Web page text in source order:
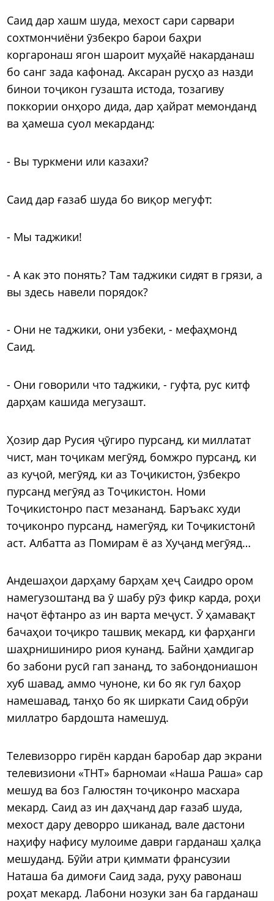
Саид дар хашм шуда, мехост сари сарвари
сохтмончиёни ӯзбекро барои баҳри
коргаронаш ягон шароит муҳайё накарданаш
бо санг зада кафонад. Аксаран русҳо аз назди
бинои тоҷикон гузашта истода, тозагиву
поккории онҳоро дида, дар ҳайрат мемонданд
ва ҳамеша суол мекарданд:
- Вы туркмени или казахи?
Саид дар ғазаб шуда бо виқор мегуфт:
- Мы таджики!
- А как это понять? Там таджики сидят в грязи, а
вы здесь навели порядок?
- Они не таджики, они узбеки, - мефаҳмонд
Саид.
- Они говорили что таджики, - гуфта, рус китф
дарҳам кашида мегузашт.
Ҳозир дар Русия ҷӯгиро пурсанд, ки миллатат
чист, ман тоҷикам мегӯяд, бомжро пурсанд, ки
аз куҷоӣ, мегӯяд, ки аз Тоҷикистон, ӯзбекро
пурсанд мегӯяд аз Тоҷикистон. Номи
Тоҷикистонро паст мезананд. Баръакс худи
тоҷиконро пурсанд, намегӯяд, ки Тоҷикистонӣ
аст. Албатта аз Помирам ё аз Хуҷанд мегӯяд…
Андешаҳои дарҳаму барҳам ҳеҷ Саидро ором
намегузоштанд ва ӯ шабу рӯз фикр карда, роҳи
наҷот ёфтанро аз ин варта меҷуст. Ӯ ҳамавақт
бачаҳои тоҷикро ташвиқ мекард, ки фарҳанги
шаҳрнишиниро риоя кунанд. Байни ҳамдигар
бо забони русӣ гап зананд, то забондониашон
хуб шавад, аммо чуноне, ки бо як гул баҳор
намешавад, танҳо бо як ширкати Саид обрӯи
миллатро бардошта намешуд.
Телевизорро гирён кардан баробар дар экрани
телевизиони «ТНТ» барномаи «Наша Раша» сар
мешуд ва боз Галюстян тоҷиконро масхара
мекард. Саид аз ин даҳчанд дар ғазаб шуда,
мехост дару деворро шиканад, вале дастони
наҳифу нафису мулоиме даври гарданаш ҳалқа
мешуданд. Бӯйи атри қиммати франсузии
Наташа ба димоғи Саид зада, руҳу равонаш
роҳат мекард. Лабони нозуки зан ба гарданаш